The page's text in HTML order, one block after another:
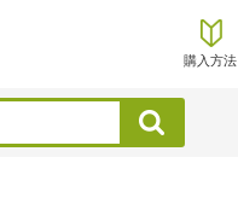
購入方法
検索